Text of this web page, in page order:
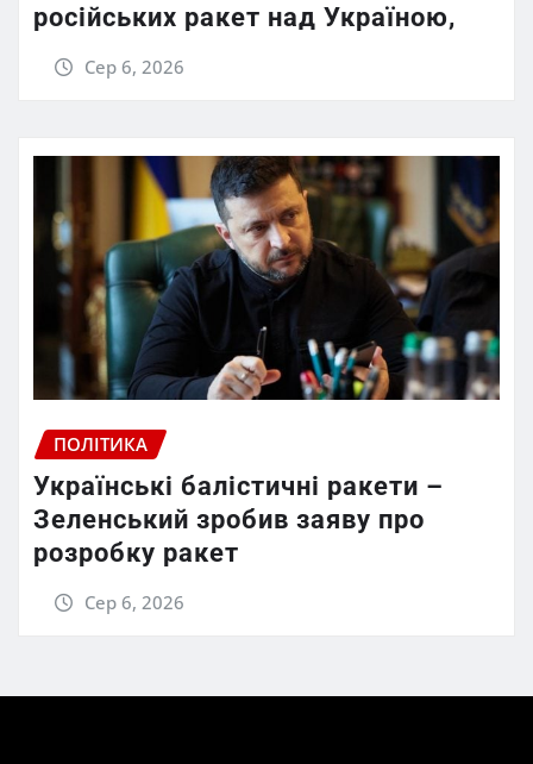
російських ракет над Україною,
Сер 6, 2026
ПОЛІТИКА
Українські балістичні ракети –
Зеленський зробив заяву про
розробку ракет
Сер 6, 2026